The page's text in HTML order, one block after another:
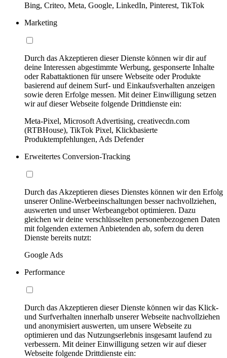
Bing, Criteo, Meta, Google, LinkedIn, Pinterest, TikTok
Marketing
Durch das Akzeptieren dieser Dienste können wir dir auf
deine Interessen abgestimmte Werbung, gesponserte Inhalte
oder Rabattaktionen für unsere Webseite oder Produkte
basierend auf deinem Surf- und Einkaufsverhalten anzeigen
sowie deren Erfolge messen. Mit deiner Einwilligung setzen
wir auf dieser Webseite folgende Drittdienste ein:
Meta-Pixel, Microsoft Advertising, creativecdn.com
(RTBHouse), TikTok Pixel, Klickbasierte
Produktempfehlungen, Ads Defender
Erweitertes Conversion-Tracking
Durch das Akzeptieren dieses Dienstes können wir den Erfolg
unserer Online-Werbeeinschaltungen besser nachvollziehen,
auswerten und unser Werbeangebot optimieren. Dazu
gleichen wir deine verschlüsselten personenbezogenen Daten
mit folgenden externen Anbietenden ab, sofern du deren
Dienste bereits nutzt:
Google Ads
Performance
Durch das Akzeptieren dieser Dienste können wir das Klick-
und Surfverhalten innerhalb unserer Webseite nachvollziehen
und anonymisiert auswerten, um unsere Webseite zu
optimieren und das Nutzungserlebnis insgesamt laufend zu
verbessern. Mit deiner Einwilligung setzen wir auf dieser
Webseite folgende Drittdienste ein: